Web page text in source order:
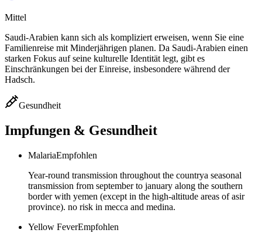
Mittel
Saudi-Arabien kann sich als kompliziert erweisen, wenn Sie eine
Familienreise mit Minderjährigen planen. Da Saudi-Arabien einen
starken Fokus auf seine kulturelle Identität legt, gibt es
Einschränkungen bei der Einreise, insbesondere während der
Hadsch.
Gesundheit
Impfungen & Gesundheit
MalariaEmpfohlen
Year-round transmission throughout the countrya seasonal
transmission from september to january along the southern
border with yemen (except in the high-altitude areas of asir
province). no risk in mecca and medina.
Yellow FeverEmpfohlen